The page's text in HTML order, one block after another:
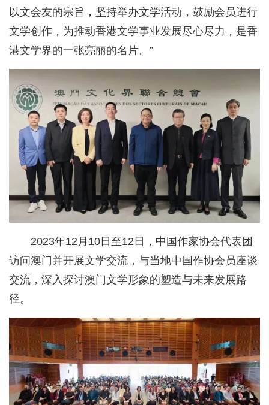
以文会友的宗旨，坚持举办文学活动，鼓励会员进行
文学创作，为推动香港文学事业发展尽心尽力，是香
港文学界的一张亮丽的名片。”
2023年12月10日至12日，中国作家协会代表团
访问澳门并开展文学交流，与当地中国作协会员座谈
交流，深入探讨澳门文学形象的塑造与未来发展路
径。